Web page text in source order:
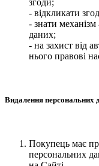
згоди;
- відкликати
- знати
даних;
- на захист від
нього правові
Видалення персональних
Покупець має
персональних